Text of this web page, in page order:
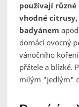
používají
vhodné citrusy,
badyánem
domácí ovocný
vánočního
přátele a blízké.
milým "jedlým"